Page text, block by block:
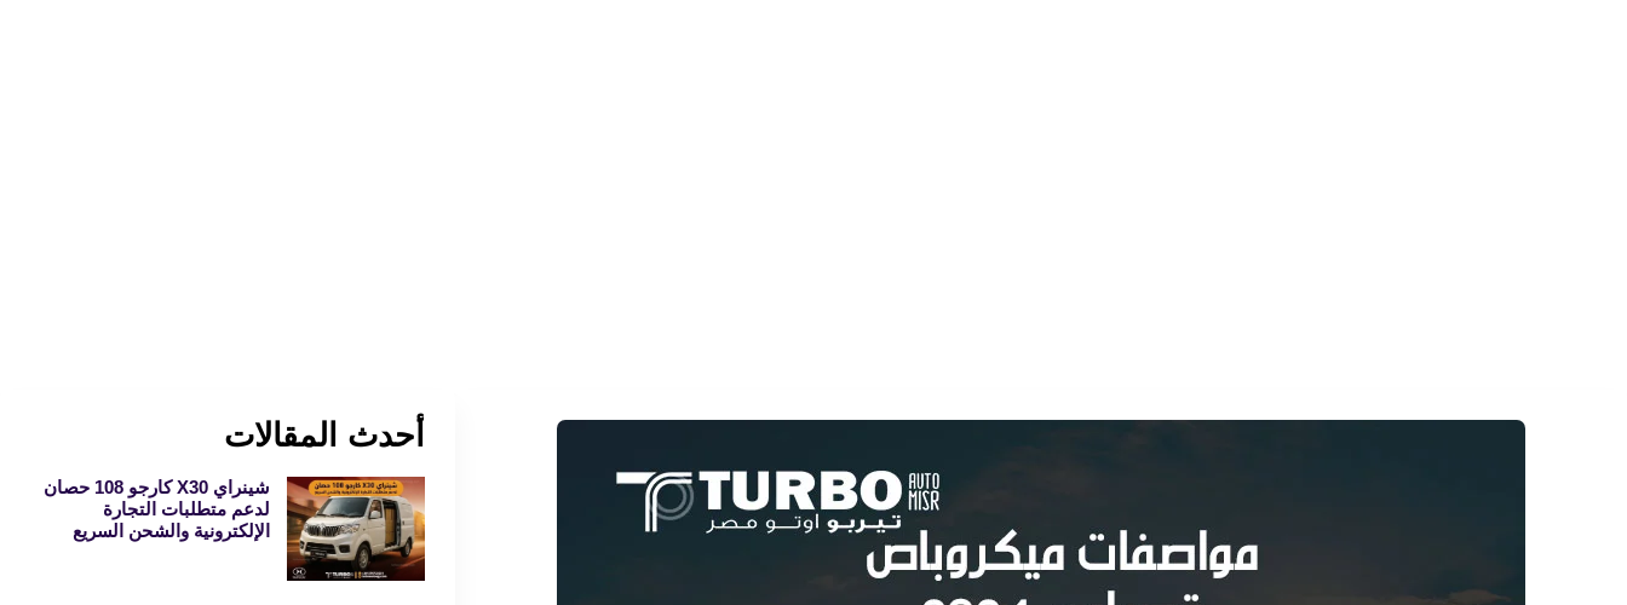
أحدث المقالات
شينراي X30 كارجو 108 حصان
لدعم متطلبات التجارة
الإلكترونية والشحن السريع